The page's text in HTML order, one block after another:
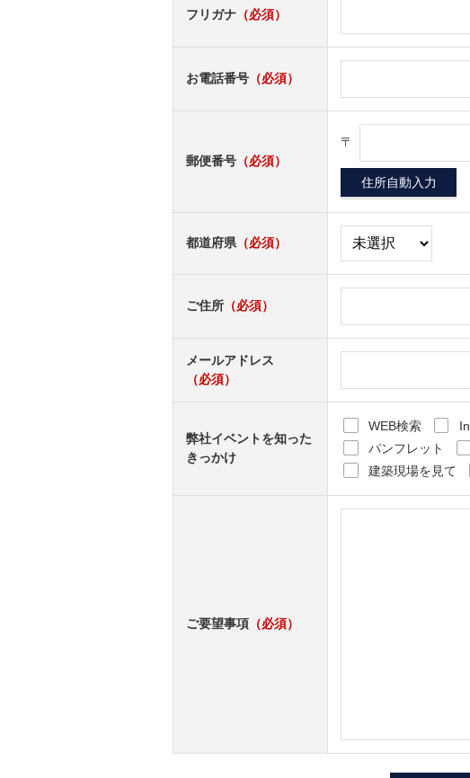
フリガナ （必須）
お電話番号 （必須）
郵便番号 （必須）
〒
都道府県 （必須）
ご住所 （必須）
メールアドレス
（必須）
弊社イベントを知った
きっかけ
WEB検索
パンフレット
建築現場を見て
ご要望事項 （必須）